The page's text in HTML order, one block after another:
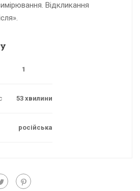
Відкликання
1
53 хвилини
російська